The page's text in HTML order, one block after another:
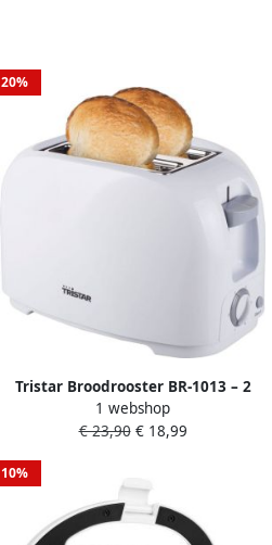
20%
Tristar Broodrooster BR-1013 – 2
Sleuven – 6 Standen en Kruimellade
Voor 2 boterhammen Toaster Wit
1 webshop
€ 23,90€ 18,99
10%